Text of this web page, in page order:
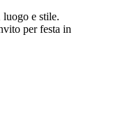
e stile.
per festa in